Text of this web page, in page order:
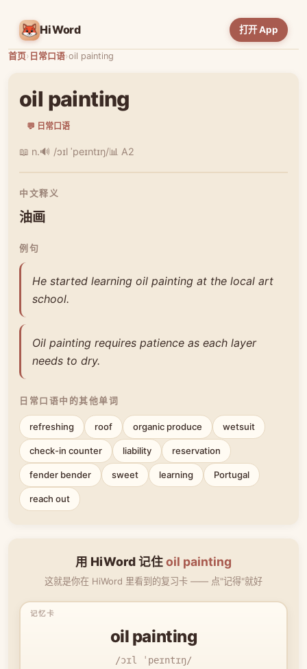
HiWord 打开 App
首页› 日常口语›oil painting
oil painting
💬 日常口语
📖 n.🔊 /ɔɪl ˈpeɪntɪŋ/📊 A2
中文释义
油画
例句
He started learning oil painting at the local art
school.
Oil painting requires patience as each layer
needs to dry.
日常口语中的其他单词
refreshing roof organic produce wetsuit
check-in counter liability reservation
fender bender sweet learning Portugal
reach out
用 HiWord 记住oil painting
这就是你在 HiWord 里看到的复习卡 —— 点"记得"就好
oil painting
/ɔɪl ˈpeɪntɪŋ/